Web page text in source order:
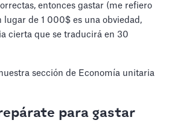
entonces gastar (me refiero
de 1 000$ es una obviedad,
cierta que se traducirá en 30
sección de Economía unitaria
para gastar